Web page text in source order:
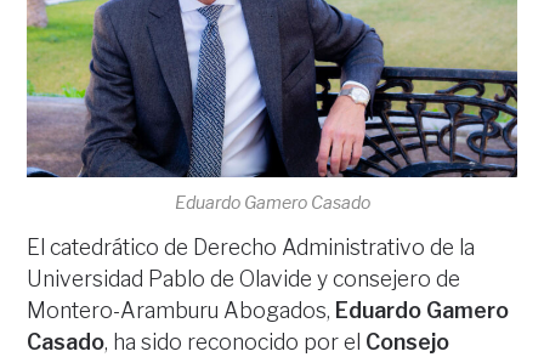
Eduardo Gamero Casado
El catedrático de Derecho Administrativo de la
Universidad Pablo de Olavide y consejero de
Montero-Aramburu Abogados, Eduardo Gamero
Casado, ha sido reconocido por el Consejo